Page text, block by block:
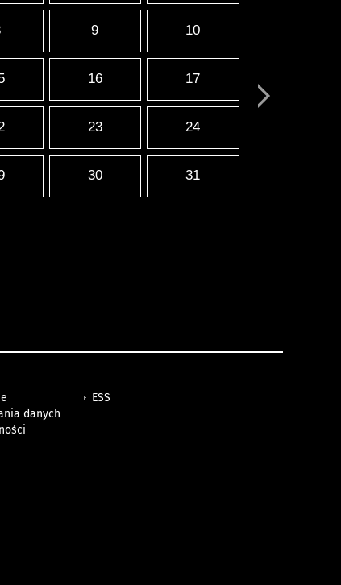
9 10
16 17
23 24
30 31
danych
ESS